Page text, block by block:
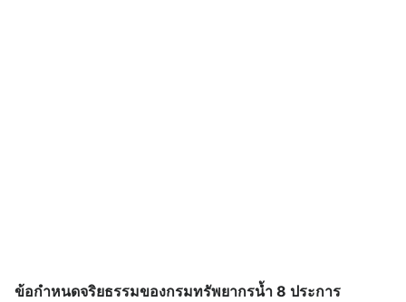
ข้อกำหนดจริยธรรมของกรมทรัพยากรน้ำ 8 ประการ